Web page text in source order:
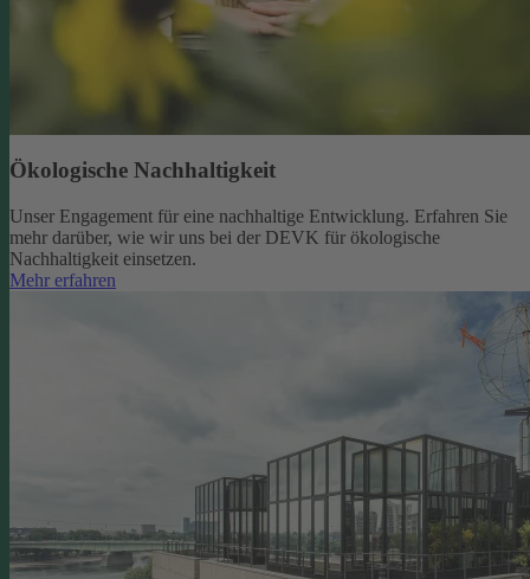
Ökologische Nachhaltigkeit
Unser Engagement für eine nachhaltige Entwicklung. Erfahren Sie
mehr darüber, wie wir uns bei der DEVK für ökologische
Nachhaltigkeit einsetzen.
Mehr erfahren